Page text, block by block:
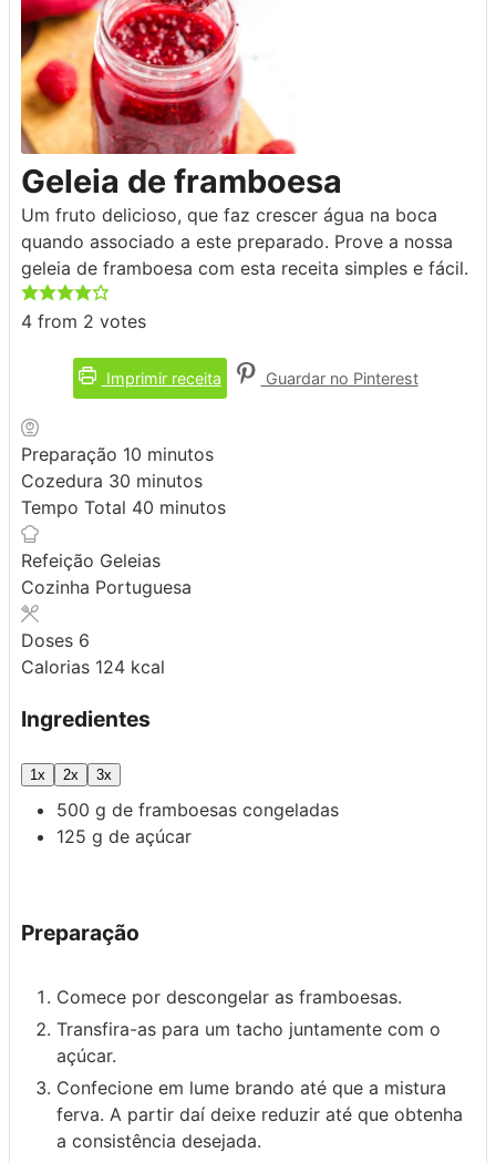
Geleia de framboesa
Um fruto delicioso, que faz crescer água na boca
quando associado a este preparado. Prove a nossa
geleia de framboesa com esta receita simples e fácil.
4 from 2 votes
Imprimir receita Guardar no Pinterest
Preparação 10 minutos
minutos
Cozedura 30 minutos
minutos
Tempo Total 40 minutos
minutos
Refeição Geleias
Cozinha Portuguesa
Doses 6
Calorias 124 kcal
Ingredientes
1x 2x 3x
500 g de framboesas congeladas
125 g de açúcar
Preparação
Comece por descongelar as framboesas.
Transfira-as para um tacho juntamente com o
açúcar.
Confecione em lume brando até que a mistura
ferva. A partir daí deixe reduzir até que obtenha
a consistência desejada.